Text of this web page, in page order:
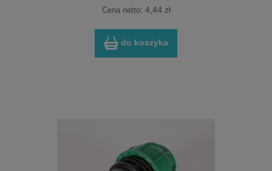
Cena netto: 4,44 zł
do koszyka